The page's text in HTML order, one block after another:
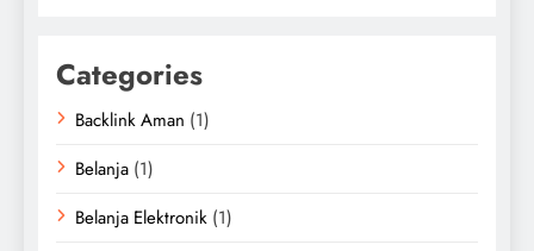
Categories
Backlink Aman (1)
Belanja (1)
Belanja Elektronik (1)